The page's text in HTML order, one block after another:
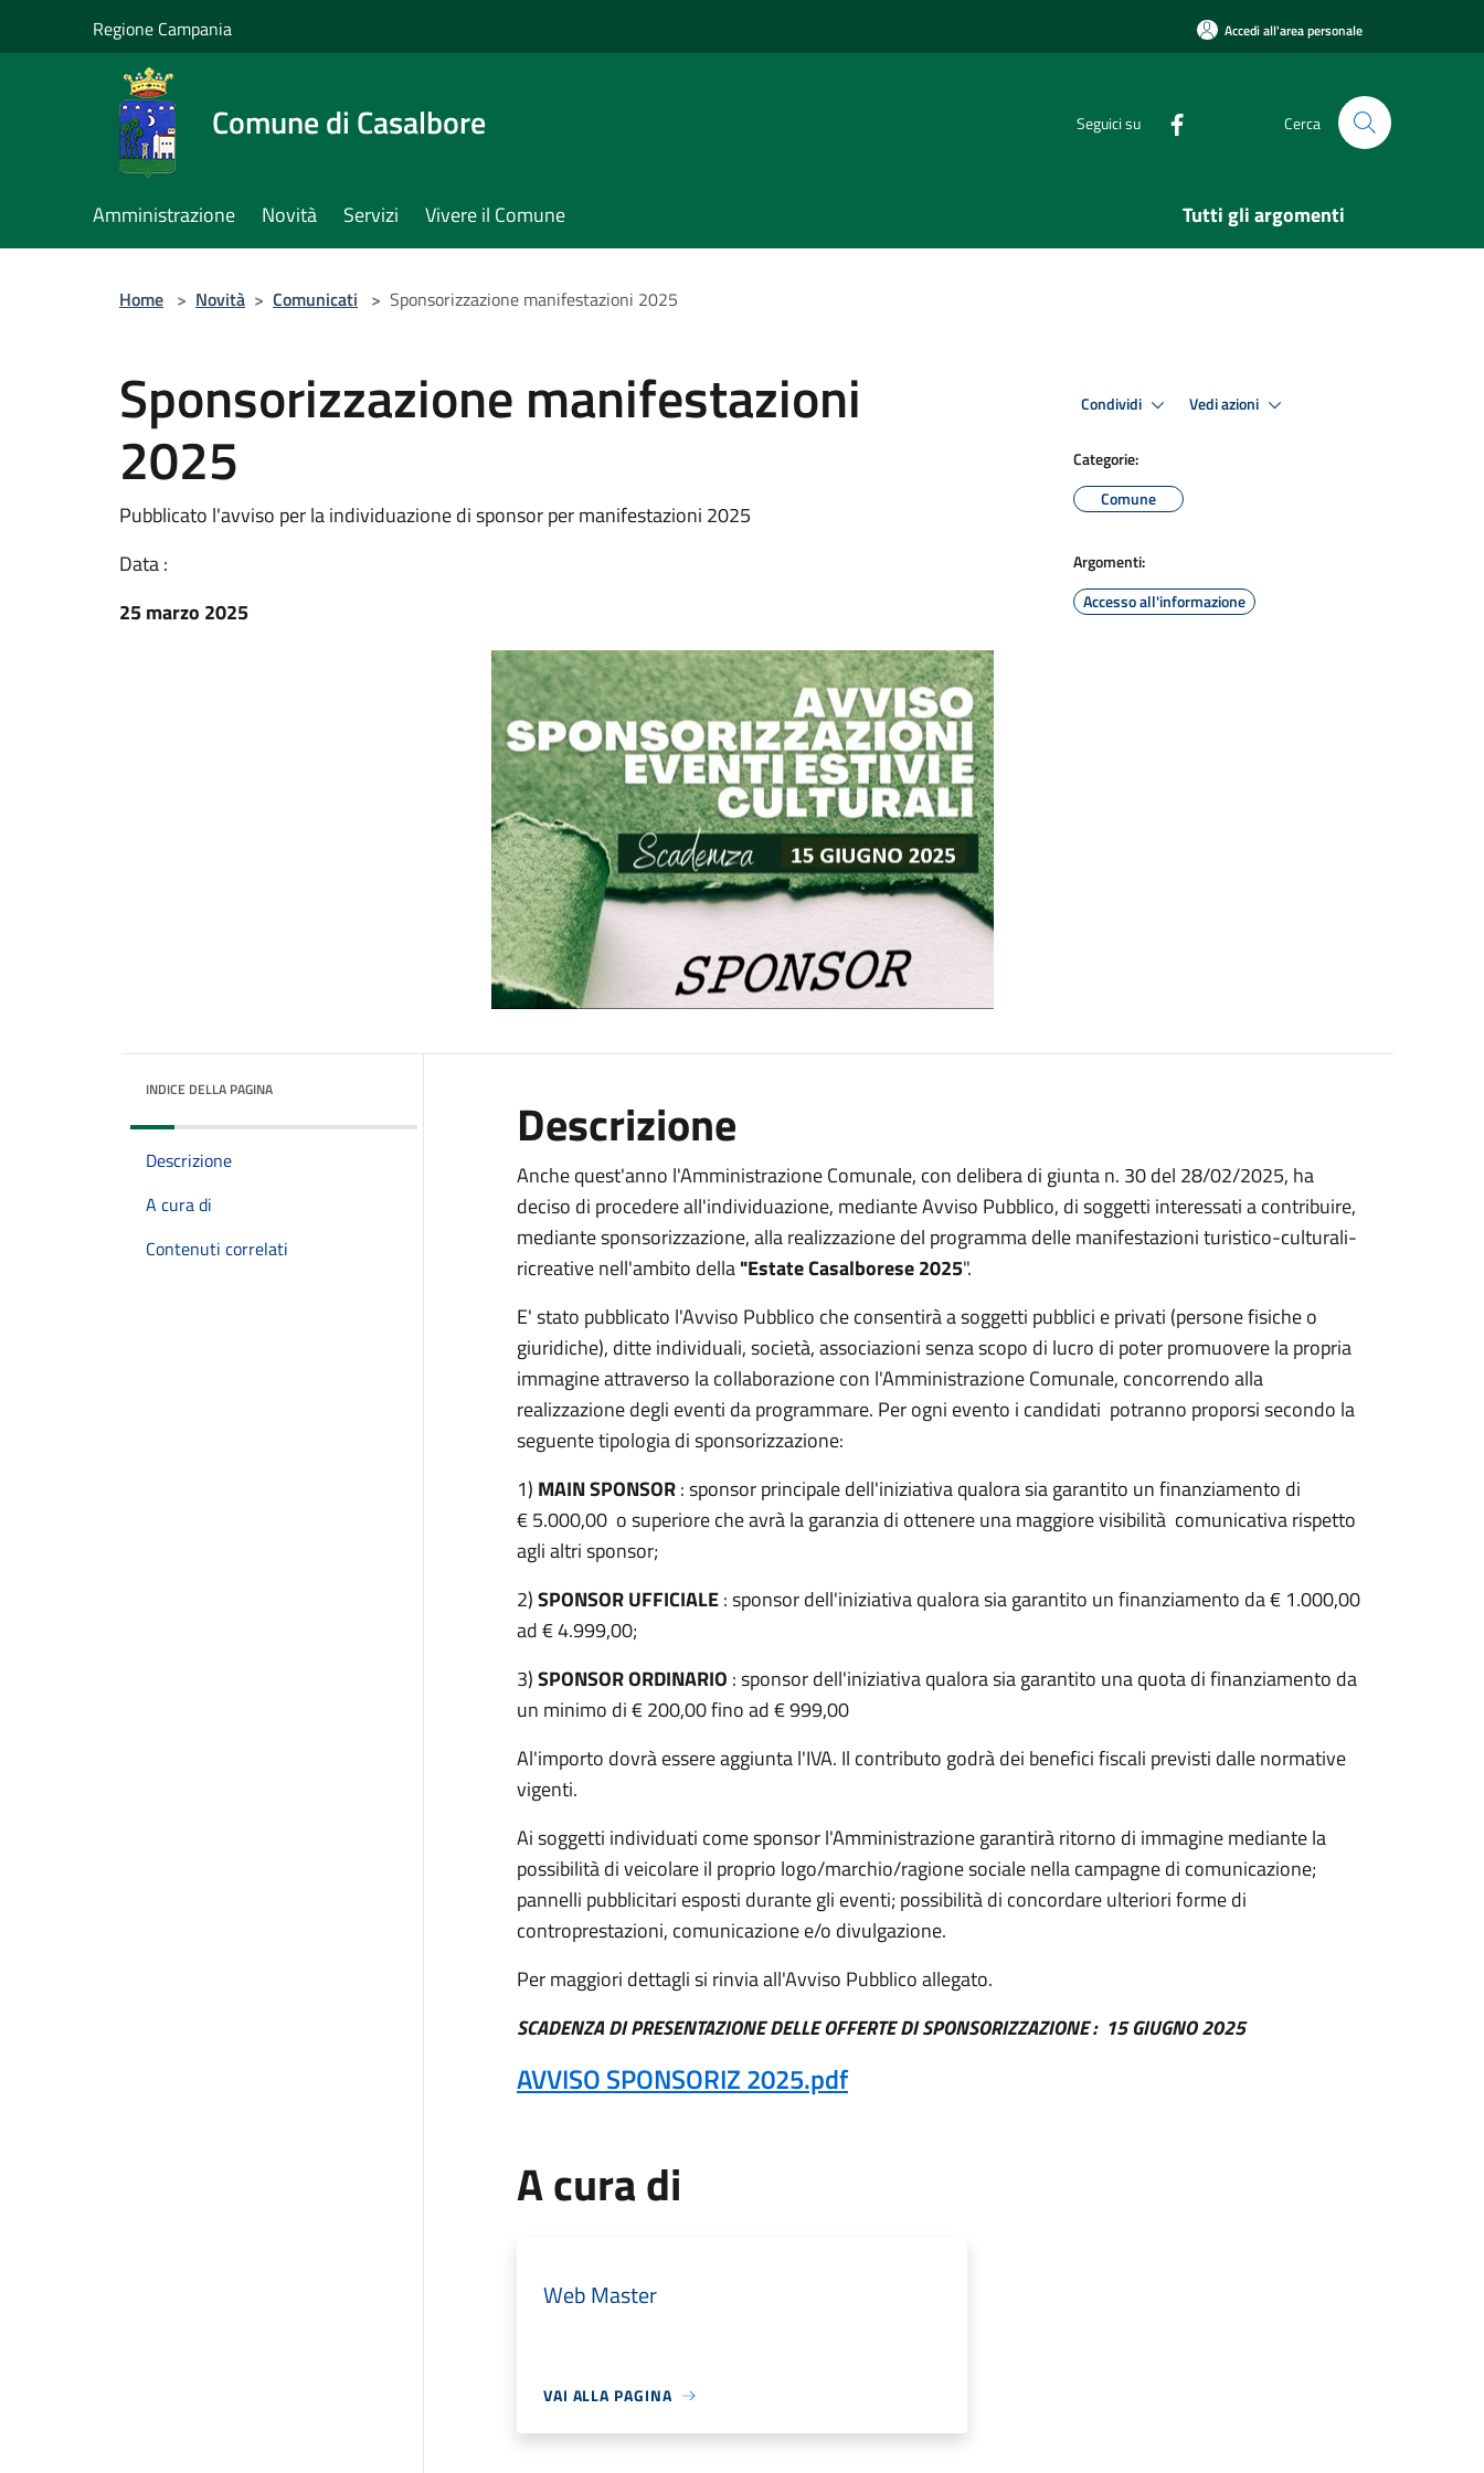
Regione Campania Accedi all'area personale
Comune di Casalbore Seguici su Cerca
Amministrazione Novità Servizi Vivere il Comune Tutti gli argomenti
Home > Novità > Comunicati > Sponsorizzazione manifestazioni 2025
Sponsorizzazione manifestazioni
2025
Pubblicato l'avviso per la individuazione di sponsor per manifestazioni 2025
Data :
25 marzo 2025
Condividi Vedi azioni
Categorie:
Comune
Argomenti:
Accesso all'informazione
INDICE DELLA PAGINA
Descrizione
A cura di
Contenuti correlati
Descrizione
Anche quest'anno l'Amministrazione Comunale, con delibera di giunta n. 30 del 28/02/2025, ha
deciso di procedere all'individuazione, mediante Avviso Pubblico, di soggetti interessati a contribuire,
mediante sponsorizzazione, alla realizzazione del programma delle manifestazioni turistico-culturali-
ricreative nell'ambito della"Estate Casalborese 2025".
E' stato pubblicato l'Avviso Pubblico che consentirà a soggetti pubblici e privati (persone fisiche o
giuridiche), ditte individuali, società, associazioni senza scopo di lucro di poter promuovere la propria
immagine attraverso la collaborazione con l'Amministrazione Comunale, concorrendo alla
realizzazione degli eventi da programmare. Per ogni evento i candidati potranno proporsi secondo la
seguente tipologia di sponsorizzazione:
1) MAIN SPONSOR: sponsor principale dell'iniziativa qualora sia garantito un finanziamento di
€ 5.000,00 o superiore che avrà la garanzia di ottenere una maggiore visibilità comunicativa rispetto
agli altri sponsor;
2)SPONSOR UFFICIALE: sponsor dell'iniziativa qualora sia garantito un finanziamento da € 1.000,00
ad € 4.999,00;
3)SPONSOR ORDINARIO : sponsor dell'iniziativa qualora sia garantito una quota di finanziamento da
un minimo di € 200,00 fino ad € 999,00
Al'importo dovrà essere aggiunta l'IVA. Il contributo godrà dei benefici fiscali previsti dalle normative
vigenti.
Ai soggetti individuati come sponsor l'Amministrazione garantirà ritorno di immagine mediante la
possibilità di veicolare il proprio logo/marchio/ragione sociale nella campagne di comunicazione;
pannelli pubblicitari esposti durante gli eventi; possibilità di concordare ulteriori forme di
controprestazioni, comunicazione e/o divulgazione.
Per maggiori dettagli si rinvia all'Avviso Pubblico allegato.
SCADENZA DI PRESENTAZIONE DELLE OFFERTE DI SPONSORIZZAZIONE : 15 GIUGNO 2025
AVVISO SPONSORIZ 2025.pdf
A cura di
Web Master
VAI ALLA PAGINA